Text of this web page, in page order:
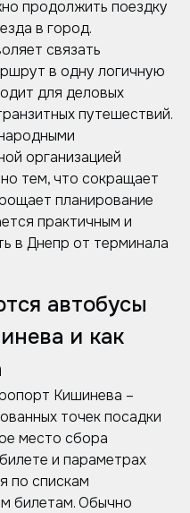
продолжить поездку
в город.
связать
в одну логичную
для деловых
путешествий.
организацией
тем, что сокращает
планирование
практичным и
в Днепр от терминала
автобусы
и как
Кишинева –
точек посадки
место сбора
и параметрах
по спискам
билетам. Обычно